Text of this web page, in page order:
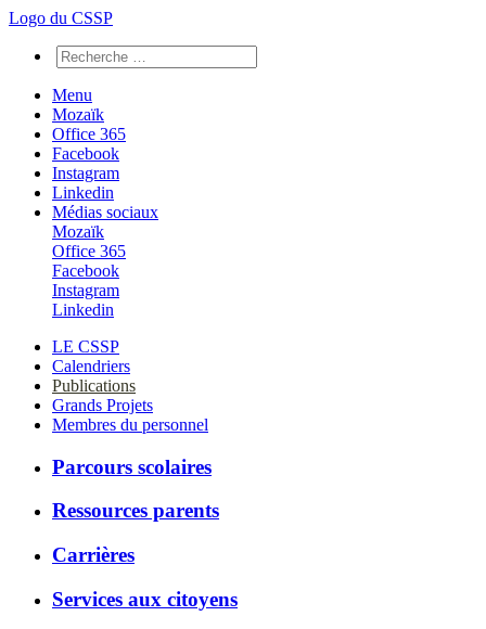
Logo du CSSP
Menu
Mozaïk
Office 365
Facebook
Instagram
Linkedin
Médias sociaux
Mozaïk
Office 365
Facebook
Instagram
Linkedin
LE CSSP
Calendriers
Publications
Grands Projets
Membres du personnel
Parcours scolaires
Ressources parents
Carrières
Services aux citoyens